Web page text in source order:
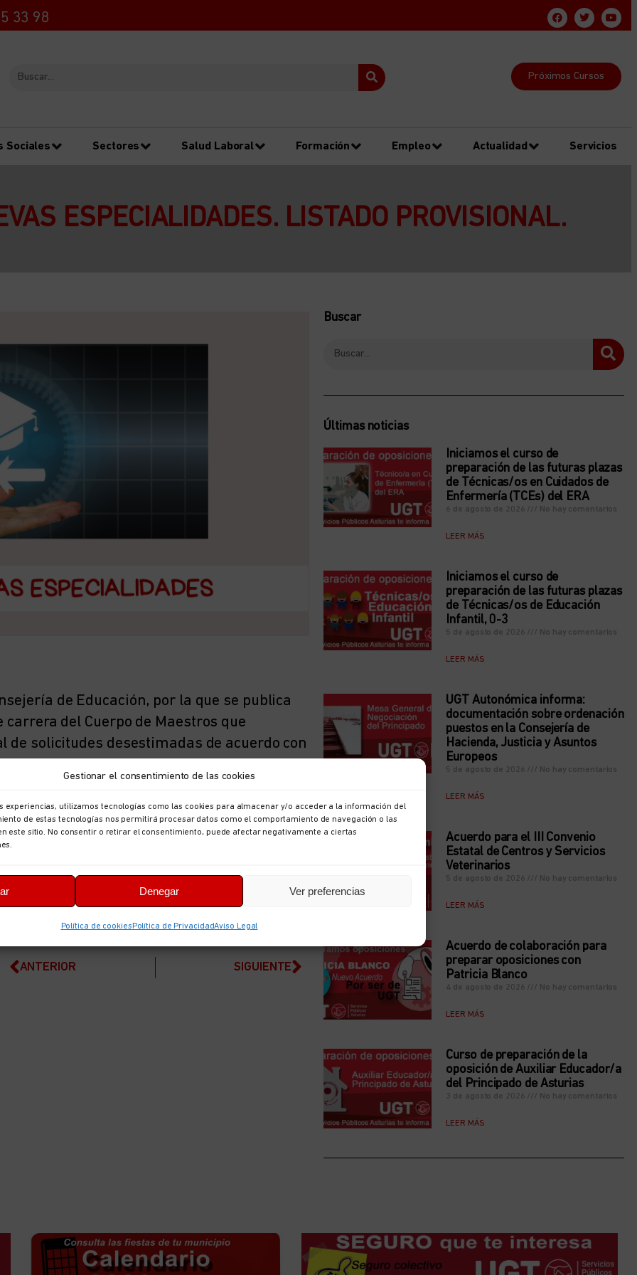
Gestionar el consentimiento de las cookies
experiencias, utilizamos tecnologías como las cookies para almacenar y/o acceder a la información del
de estas tecnologías nos permitirá procesar datos como el comportamiento de navegación o las
este sitio. No consentir o retirar el consentimiento, puede afectar negativamente a ciertas
Denegar Ver preferencias
Política de cookies Política de PrivacidadAviso Legal
33 98
Próximos Cursos
Sociales Sectores Salud Laboral Formación Empleo Actualidad Servicios
ESPECIALIDADES. LISTADO PROVISIONAL.
de Educación, por la que se publica
del Cuerpo de Maestros que
solicitudes desestimadas de acuerdo con
noviembre.
a partir del día siguiente a la fecha de
solicitud (DECO0065T01-Solicitud
Principado de Asturias a la que se accede a
y mediante cualquiera de los
sede.
ANTERIOR SIGUIENTE
Buscar
Últimas noticias
Iniciamos el curso de
preparación de las futuras plazas
de Técnicas/os en Cuidados de
Enfermería (TCEs) del ERA
6 de agosto de 2026 No hay comentarios
LEER MÁS
Iniciamos el curso de
preparación de las futuras plazas
de Técnicas/os de Educación
Infantil, 0-3
5 de agosto de 2026 No hay comentarios
LEER MÁS
UGT Autonómica informa:
documentación sobre ordenación
puestos en la Consejería de
Hacienda, Justicia y Asuntos
Europeos
5 de agosto de 2026 No hay comentarios
LEER MÁS
Acuerdo para el III Convenio
Estatal de Centros y Servicios
Veterinarios
5 de agosto de 2026 No hay comentarios
LEER MÁS
Acuerdo de colaboración para
preparar oposiciones con
Patricia Blanco
4 de agosto de 2026 No hay comentarios
LEER MÁS
Curso de preparación de la
oposición de Auxiliar Educador/a
del Principado de Asturias
3 de agosto de 2026 No hay comentarios
LEER MÁS